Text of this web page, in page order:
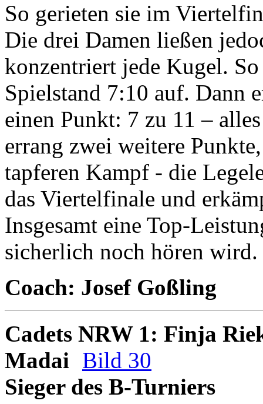
So gerieten sie im
Die drei Damen ließen
konzentriert jede Kugel.
Spielstand 7:10 auf. Dann
einen Punkt: 7 zu 11 –
errang zwei weitere
tapferen Kampf - die
das Viertelfinale und
Insgesamt eine Top-
sicherlich noch hören wird.
Coach: Josef Goßling
Cadets NRW 1: Finja
Madai Bild 30
Sieger des B-Turniers